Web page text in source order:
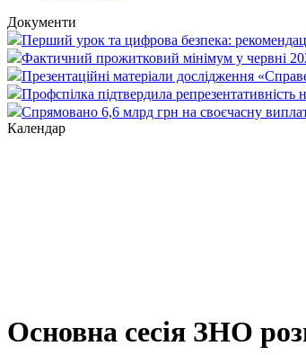
Документи
Перший урок та цифрова безпека:
Фактичний прожитковий мінімум у червні
Презентаційні матеріали дослідження
Профспілка підтвердила репрезентативність
Спрямовано 6,6 млрд грн на своєчасну
Календар
Основна сесія ЗНО